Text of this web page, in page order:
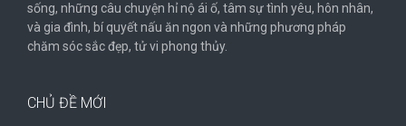
sống, những câu chuyện hỉ nộ ái ố, tâm sự tình yêu, hôn nhân,
và gia đình, bí quyết nấu ăn ngon và những phương pháp
chăm sóc sắc đẹp, tử vi phong thủy.
CHỦ ĐỀ MỚI